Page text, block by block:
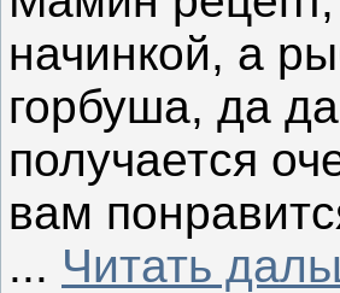
начинкой, а
горбуша, да
получается
вам
... Читать